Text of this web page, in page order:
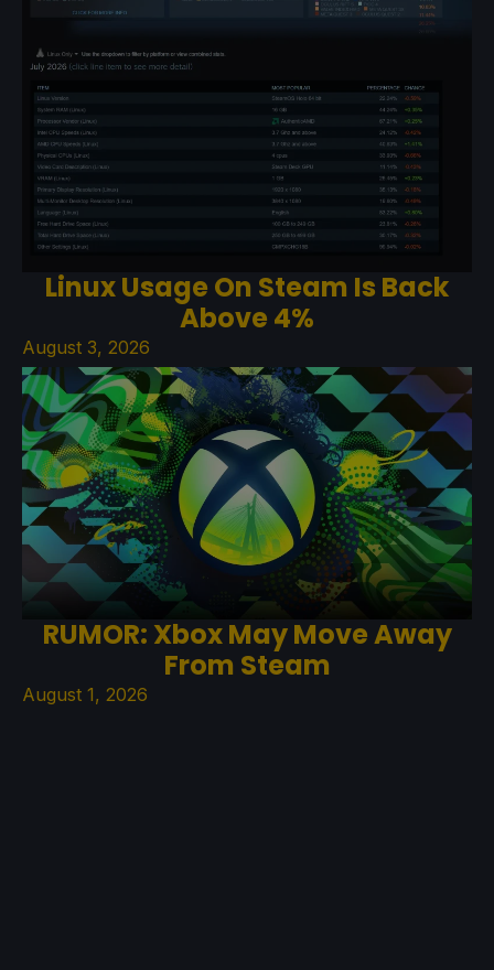
Linux Usage On Steam Is Back
Above 4%
August 3, 2026
RUMOR: Xbox May Move Away
From Steam
August 1, 2026